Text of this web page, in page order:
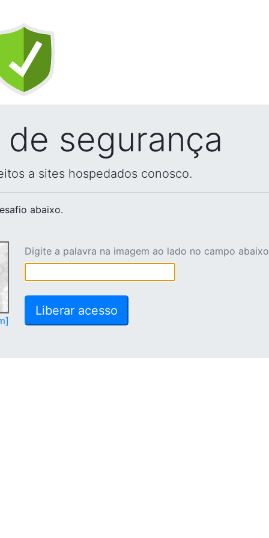
segurança
a sites hospedados conosco.
abaixo.
Digite a palavra na imagem ao lado no campo abaixo